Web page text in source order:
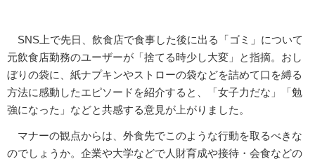
SNS上で先日、飲食店で食事した後に出る「ゴミ」について
元飲食店勤務のユーザーが「捨てる時少し大変」と指摘。おし
ぼりの袋に、紙ナプキンやストローの袋などを詰めて口を縛る
方法に感動したエピソードを紹介すると、「女子力だな」「勉
強になった」などと共感する意見が上がりました。
マナーの観点からは、外食先でこのような行動を取るべきな
のでしょうか。企業や大学などで人財育成や接待・会食などの